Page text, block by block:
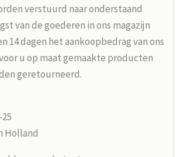
verstuurd naar onderstaand
van de goederen in ons magazijn
14 dagen het aankoopbedrag van ons
u op maat gemaakte producten
geretourneerd.
Holland